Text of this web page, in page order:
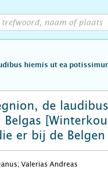
hiemis ut ea
de
er bij de
Valerias Andreas